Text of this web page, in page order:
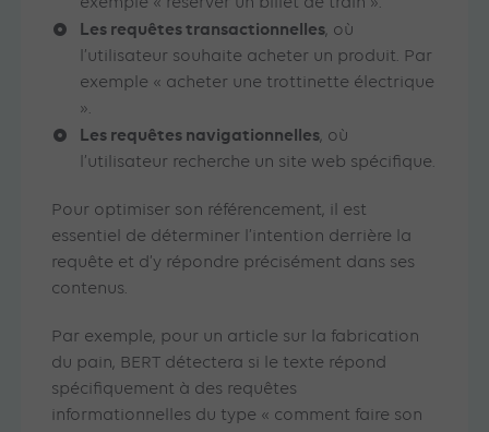
exemple « réserver un billet de train ».
Les requêtes transactionnelles, où
l’utilisateur souhaite acheter un produit. Par
exemple « acheter une trottinette électrique
».
Les requêtes navigationnelles, où
l’utilisateur recherche un site web spécifique.
Pour optimiser son référencement, il est
essentiel de déterminer l’intention derrière la
requête et d’y répondre précisément dans ses
contenus.
Par exemple, pour un article sur la fabrication
du pain, BERT détectera si le texte répond
spécifiquement à des requêtes
informationnelles du type « comment faire son